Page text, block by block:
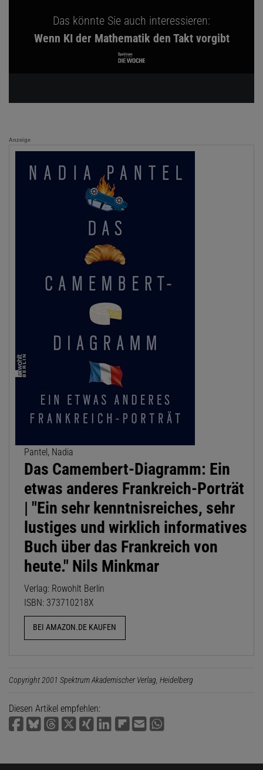
Das könnte Sie auch interessieren:
Wenn KI der Mathematik den Takt vorgibt
Anzeige
Pantel, Nadia
Das Camembert-Diagramm: Ein
etwas anderes Frankreich-Porträt
| "Ein sehr kenntnisreiches, sehr
lustiges und wirklich informatives
Buch über das Frankreich von
heute." Nils Minkmar
Verlag: Rowohlt Berlin
ISBN: 373710218X
BEI AMAZON.DE KAUFEN
Copyright 2001 Spektrum Akademischer Verlag, Heidelberg
Diesen Artikel empfehlen: